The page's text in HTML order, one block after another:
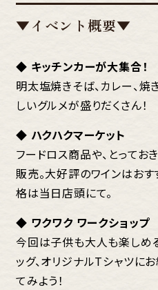
▼イベント概要▼
◆ キッチンカーが大集合！
明太塩焼きそば、カレー、焼
しいグルメが盛りだくさん！
◆ ハクハクマーケット
フードロス商品や、とって
販売。大好評のワインはお
格は当日店頭にて。
◆ ワクワク ワークショップ
今回は子供も大人も楽しめ
ッグ、オリジナルTシャツに
てみよう！